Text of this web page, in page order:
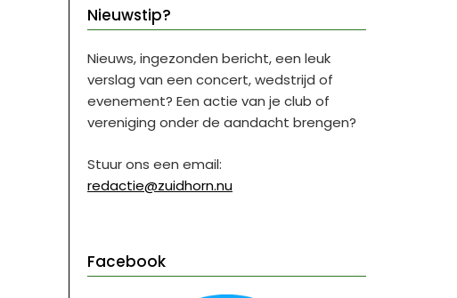
Nieuwstip?
Nieuws, ingezonden bericht, een leuk
verslag van een concert, wedstrijd of
evenement? Een actie van je club of
vereniging onder de aandacht brengen?
Stuur ons een email:
redactie@zuidhorn.nu
Facebook